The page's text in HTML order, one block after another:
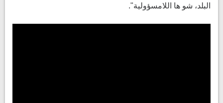
البلد، شو ها اللامسؤولية".